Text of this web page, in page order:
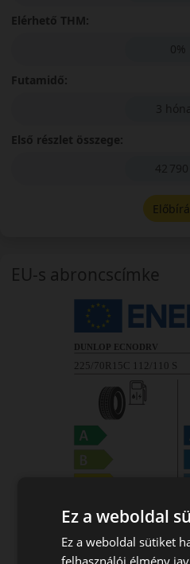
Elérhető THM:
0%
Futamidő:
3
Első részlet összege:
42
EU-s abroncscímke
Ez a weboldal
Ez a weboldal sütiket
felhasználói élmény